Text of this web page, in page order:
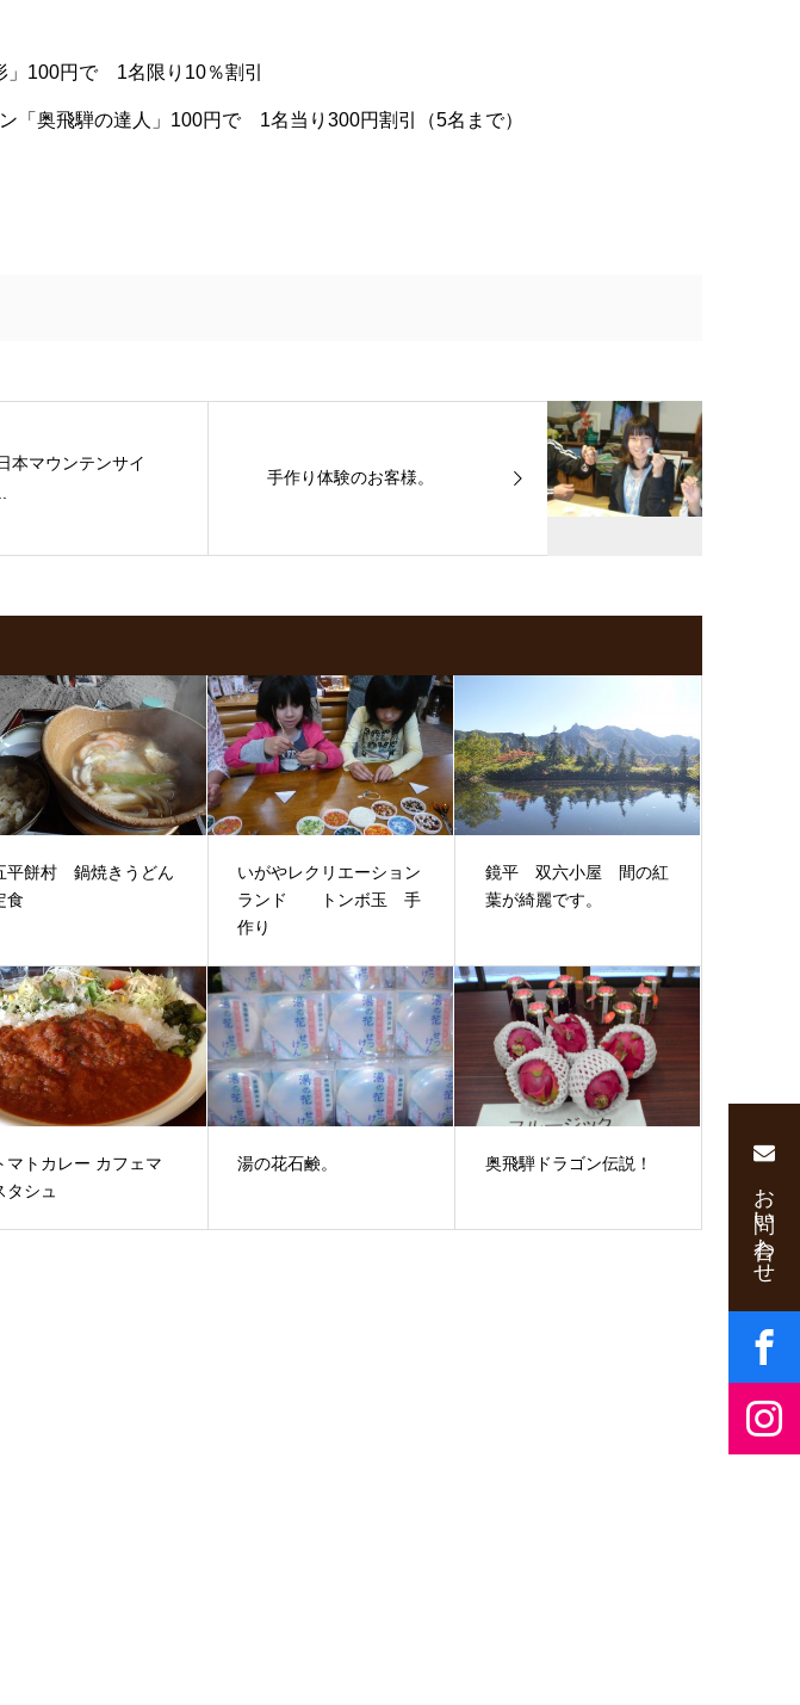
」100円で 1名限り10％割引
達人」100円で 1名当り300円割引（5名まで）
本マウンテンサイ
手作り体験のお客様。
平餅村 鍋焼きうどん
食
いがやレクリエーション
ランド トンボ玉 手
作り
鏡平 双六小屋 間の紅
葉が綺麗です。
マトカレー カフェマ
タシュ
湯の花石鹸。 奥飛騨ドラゴン伝説！
お問い合わせ